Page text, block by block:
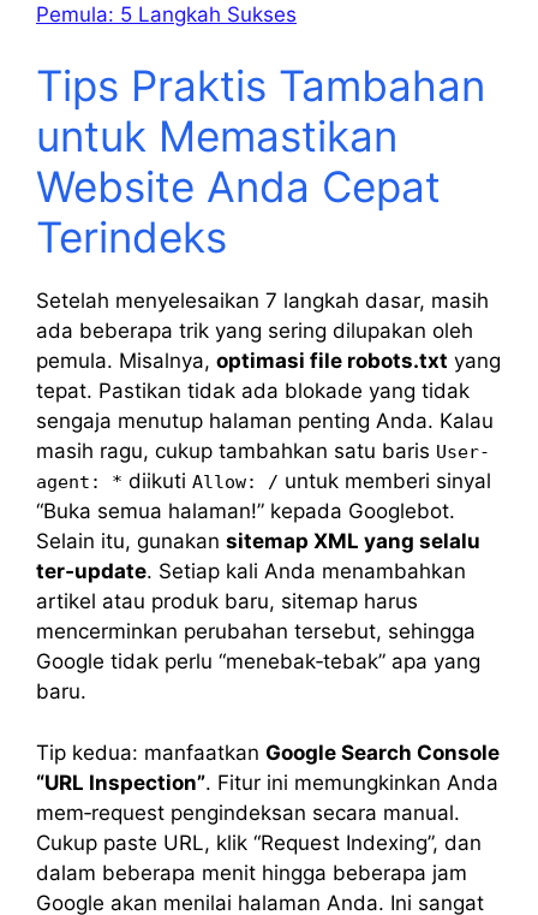
Pemula: 5 Langkah Sukses
Tips Praktis Tambahan
untuk Memastikan
Website Anda Cepat
Terindeks
Setelah menyelesaikan 7 langkah dasar, masih
ada beberapa trik yang sering dilupakan oleh
pemula. Misalnya, optimasi file robots.txt yang
tepat. Pastikan tidak ada blokade yang tidak
sengaja menutup halaman penting Anda. Kalau
masih ragu, cukup tambahkan satu baris User-
agent: * diikuti Allow: / untuk memberi sinyal
“Buka semua halaman!” kepada Googlebot.
Selain itu, gunakan sitemap XML yang selalu
ter‑update. Setiap kali Anda menambahkan
artikel atau produk baru, sitemap harus
mencerminkan perubahan tersebut, sehingga
Google tidak perlu “menebak‑tebak” apa yang
baru.
Tip kedua: manfaatkan Google Search Console
“URL Inspection”. Fitur ini memungkinkan Anda
mem‑request pengindeksan secara manual.
Cukup paste URL, klik “Request Indexing”, dan
dalam beberapa menit hingga beberapa jam
Google akan menilai halaman Anda. Ini sangat